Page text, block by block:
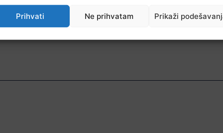
Prihvati Ne prihvatam Prikaži
računa platnog bilansa, Instrument za brzo
i socijalnu pomoć uz istovremeno